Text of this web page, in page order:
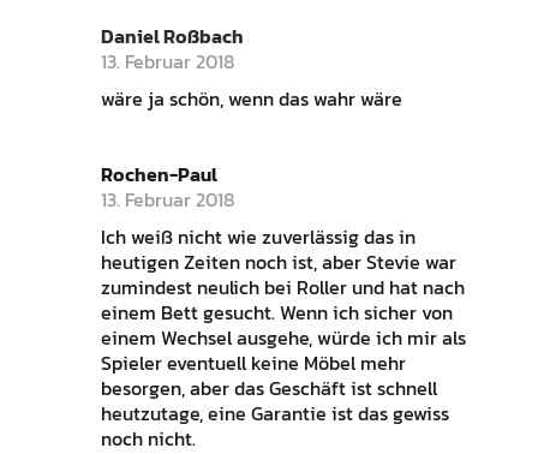
Daniel Roßbach
13. Februar 2018
wäre ja schön, wenn das wahr wäre
Rochen-Paul
13. Februar 2018
Ich weiß nicht wie zuverlässig das in
heutigen Zeiten noch ist, aber Stevie war
zumindest neulich bei Roller und hat nach
einem Bett gesucht. Wenn ich sicher von
einem Wechsel ausgehe, würde ich mir als
Spieler eventuell keine Möbel mehr
besorgen, aber das Geschäft ist schnell
heutzutage, eine Garantie ist das gewiss
noch nicht.